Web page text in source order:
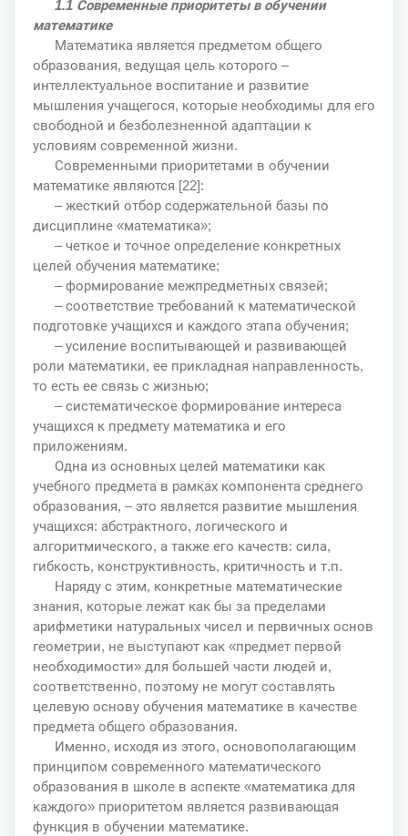
1.1 Современные приоритеты в обучении
математике
Математика является предметом общего
образования, ведущая цель которого –
интеллектуальное воспитание и развитие
мышления учащегося, которые необходимы для его
свободной и безболезненной адаптации к
условиям современной жизни.
Современными приоритетами в обучении
математике являются [22]:
– жесткий отбор содержательной базы по
дисциплине «математика»;
– четкое и точное определение конкретных
целей обучения математике;
– формирование межпредметных связей;
– соответствие требований к математической
подготовке учащихся и каждого этапа обучения;
– усиление воспитывающей и развивающей
роли математики, ее прикладная направленность,
то есть ее связь с жизнью;
– систематическое формирование интереса
учащихся к предмету математика и его
приложениям.
Одна из основных целей математики как
учебного предмета в рамках компонента среднего
образования, – это является развитие мышления
учащихся: абстрактного, логического и
алгоритмического, а также его качеств: сила,
гибкость, конструктивность, критичность и т.п.
Наряду с этим, конкретные математические
знания, которые лежат как бы за пределами
арифметики натуральных чисел и первичных основ
геометрии, не выступают как «предмет первой
необходимости» для большей части людей и,
соответственно, поэтому не могут составлять
целевую основу обучения математике в качестве
предмета общего образования.
Именно, исходя из этого, основополагающим
принципом современного математического
образования в школе в аспекте «математика для
каждого» приоритетом является развивающая
функция в обучении математике.